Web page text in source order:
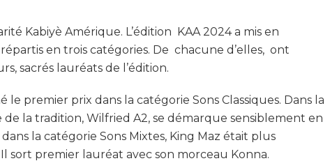
Kabiyè Amérique. L’édition KAA 2024 a mis en
en trois catégories. De chacune d’elles, ont
sacrés lauréats de l’édition.
le premier prix dans la catégorie Sons Classiques. Dans la
de la tradition, Wilfried A2, se démarque sensiblement en
la catégorie Sons Mixtes, King Maz était plus
sort premier lauréat avec son morceau Konna.